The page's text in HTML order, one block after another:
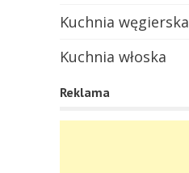
Kuchnia węgierska
Kuchnia włoska
Reklama